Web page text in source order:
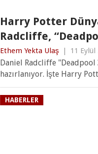
Harry Potter
Radcliffe,
Ethem Yekta Ulaş | 11 Eylül
Daniel Radcliffe
hazırlanıyor. İşte Harry
HABERLER